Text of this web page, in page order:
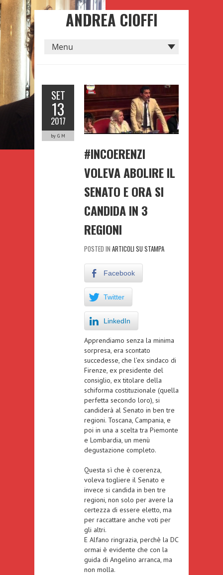
ANDREA CIOFFI
SET
13
2017
by G M
#INCOERENZI
VOLEVA ABOLIRE IL
SENATO E ORA SI
CANDIDA IN 3
REGIONI
POSTED IN ARTICOLI SU STAMPA
Facebook
Twitter
LinkedIn
Apprendiamo senza la minima
sorpresa, era scontato
succedesse, che l’ex sindaco di
Firenze, ex presidente del
consiglio, ex titolare della
schiforma costituzionale (quella
perfetta secondo loro), si
candiderà al Senato in ben tre
regioni. Toscana, Campania, e
poi in una a scelta tra Piemonte
e Lombardia, un menù
degustazione completo.
Questa sì che è coerenza,
voleva togliere il Senato e
invece si candida in ben tre
regioni, non solo per avere la
certezza di essere eletto, ma
per raccattare anche voti per
gli altri.
E Alfano ringrazia, perchè la DC
ormai è evidente che con la
guida di Angelino arranca, ma
non molla.